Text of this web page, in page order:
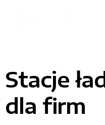
Stacje
dla firm